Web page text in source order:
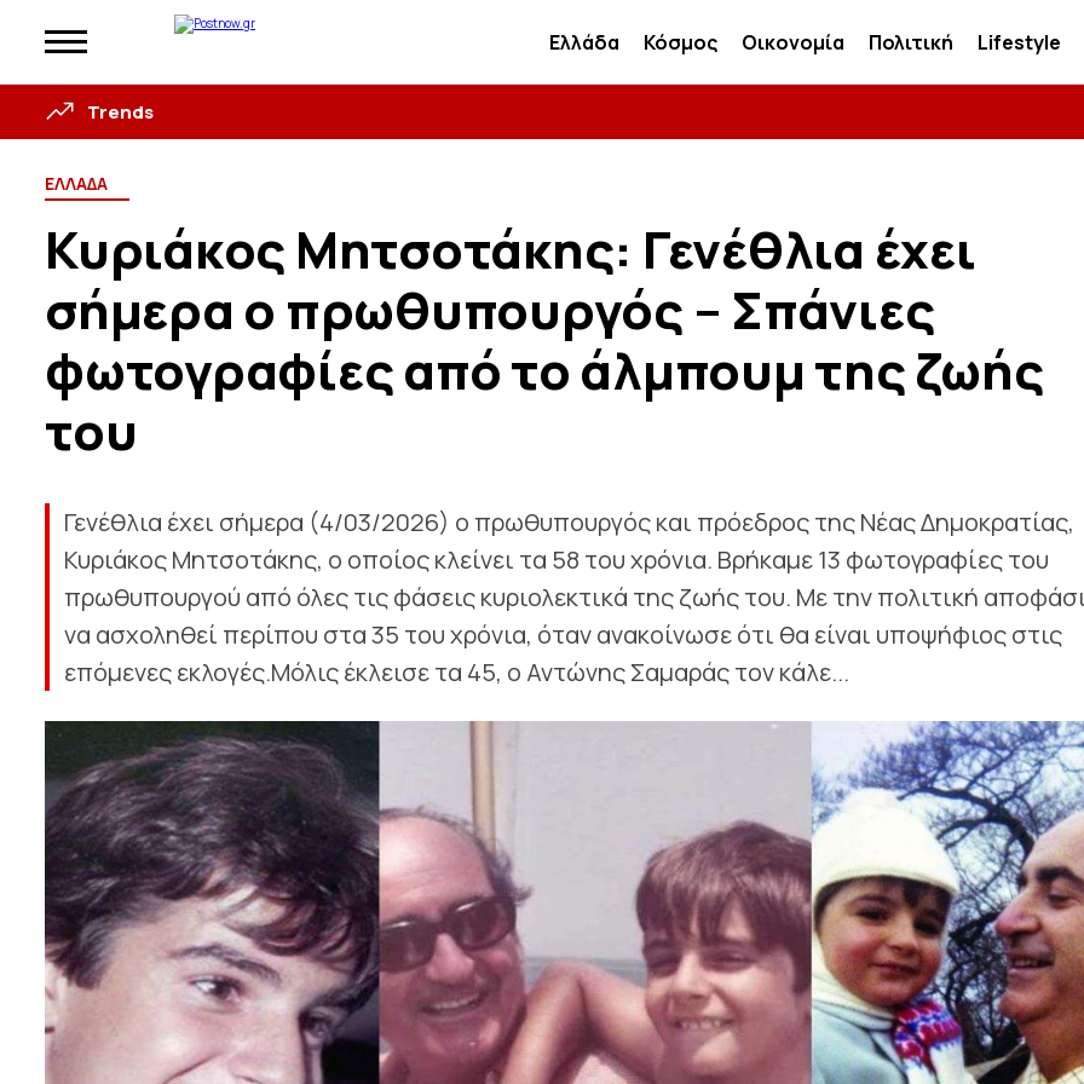
Ελλάδα Κόσμος Οικονομία Πολιτική Lifestyle
Trends
ΕΛΛΑΔΑ
Κυριάκος Μητσοτάκης: Γενέθλια έχει
σήμερα ο πρωθυπουργός – Σπάνιες
φωτογραφίες από το άλμπουμ της ζωής
του
Γενέθλια έχει σήμερα (4/03/2026) ο πρωθυπουργός και πρόεδρος της Νέας Δημοκρατίας,
Κυριάκος Μητσοτάκης, ο οποίος κλείνει τα 58 του χρόνια. Βρήκαμε 13 φωτογραφίες του
πρωθυπουργού από όλες τις φάσεις κυριολεκτικά της ζωής του. Με την πολιτική
να ασχοληθεί περίπου στα 35 του χρόνια, όταν ανακοίνωσε ότι θα είναι υποψήφιος στις
επόμενες εκλογές.Μόλις έκλεισε τα 45, ο Αντώνης Σαμαράς τον κάλε...